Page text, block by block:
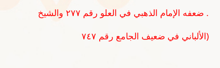
. ضعفه الإمام الذهبي في العلو رقم ٢٧٧ والشيخ
الألباني في ضعيف الجامع رقم ٧٤٧)